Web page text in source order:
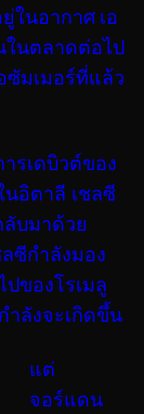
ในอากาศ เอ
ในตลาดต่อไป
ซัมเมอร์ที่แล้ว
รเดบิวต์ของ
อิตาลี เชลซี
บมาด้วย
ซีกำลังมอง
ของโรเมลู
ำลังจะเกิดขึ้น
แต่
จอร์แดน